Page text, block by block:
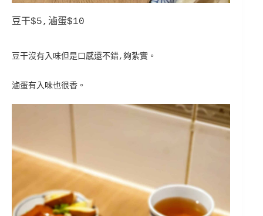
豆干$5,滷蛋$10
豆干沒有入味 但是口感還不錯 ,夠紮實 。
滷蛋有入味也很香 。